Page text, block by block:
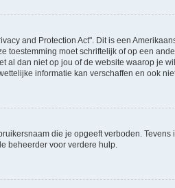
and Protection Act". Dit is een
toestemming moet schriftelijk of op een
al dan niet op jou of de website waarop je
informatie kan verschaffen en ook
die je opgeeft verboden.
beheerder voor verdere hulp.